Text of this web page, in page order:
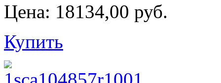
Цена: 18134,00 руб.
Купить